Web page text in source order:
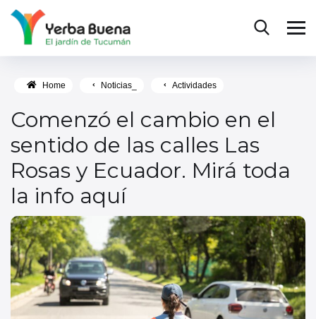
Home Noticias_ Actividades
Comenzó el cambio en el
sentido de las calles Las
Rosas y Ecuador. Mirá toda
la info aquí